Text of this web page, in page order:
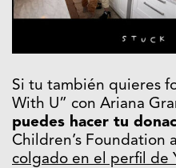
Si tu también quieres
With U” con Ariana
puedes hacer tu
Children’s Foundation
colgado en el perfil de